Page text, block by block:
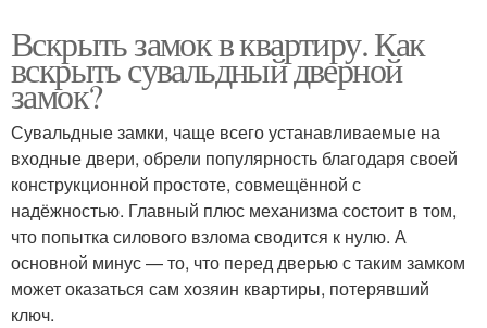
Вскрыть замок в квартиру. Как
вскрыть сувальдный дверной
замок?
Сувальдные замки, чаще всего устанавливаемые на
входные двери, обрели популярность благодаря своей
конструкционной простоте, совмещённой с
надёжностью. Главный плюс механизма состоит в том,
что попытка силового взлома сводится к нулю. А
основной минус — то, что перед дверью с таким замком
может оказаться сам хозяин квартиры, потерявший
ключ.